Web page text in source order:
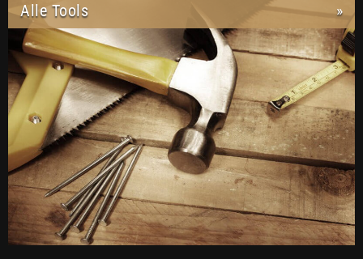
Alle Tools »